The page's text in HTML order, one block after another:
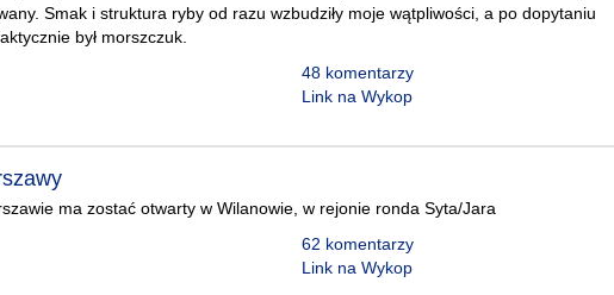
Smak i struktura ryby od razu wzbudziły moje wątpliwości, a po dopytaniu
był morszczuk.
48 komentarzy
Link na Wykop
ma zostać otwarty w Wilanowie, w rejonie ronda Syta/Jara
62 komentarzy
Link na Wykop